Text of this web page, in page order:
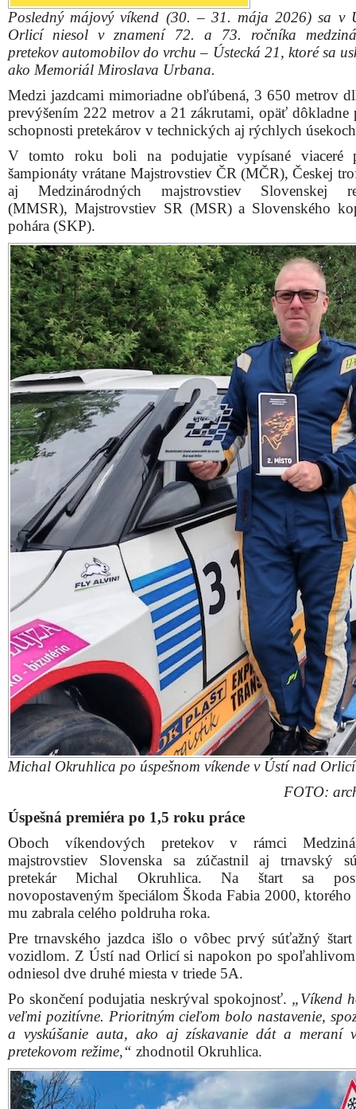
Posledný májový víkend (30. – 31. mája 2026) sa v
Orlicí niesol v znamení 72. a 73. ročníka
pretekov automobilov do vrchu – Ústecká 21, ktoré sa
ako Memoriál Miroslava Urbana.
Medzi jazdcami mimoriadne obľúbená, 3 650 metrov
prevýšením 222 metrov a 21 zákrutami, opäť dôkladne
schopnosti pretekárov v technických aj rýchlych
V tomto roku boli na podujatie vypísané viaceré
šampionáty vrátane Majstrovstiev ČR (MČR), Českej
aj Medzinárodných majstrovstiev Slovenskej
(MMSR), Majstrovstiev SR (MSR) a Slovenského
pohára (SKP).
Michal Okruhlica po úspešnom víkende v Ústí nad Orlicí
FOTO:
Úspešná premiéra po 1,5 roku práce
Oboch víkendových pretekov v rámci
majstrovstiev Slovenska sa zúčastnil aj trnavský
pretekár Michal Okruhlica. Na štart sa
novopostaveným špeciálom Škoda Fabia 2000, ktorého
mu zabrala celého poldruha roka.
Pre trnavského jazdca išlo o vôbec prvý súťažný
vozidlom. Z Ústí nad Orlicí si napokon po
odniesol dve druhé miesta v triede 5A.
Po skončení podujatia neskrýval spokojnosť. „Víkend
veľmi pozitívne. Prioritným cieľom bolo nastavenie,
a vyskúšanie auta, ako aj získavanie dát a meraní
pretekovom režime,“ zhodnotil Okruhlica.